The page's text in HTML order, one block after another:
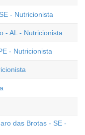
- Nutricionista
- AL - Nutricionista
- Nutricionista
das Brotas - SE -